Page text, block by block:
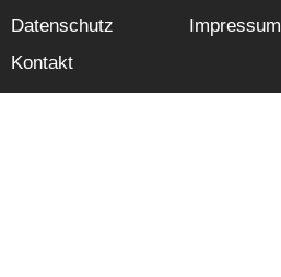
Datenschutz
Impressum
Kontakt